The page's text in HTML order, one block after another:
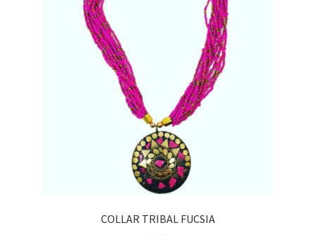
COLLAR TRIBAL FUCSIA